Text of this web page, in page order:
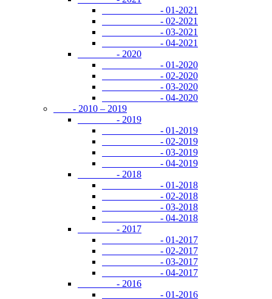
- 01-2021
- 02-2021
- 03-2021
- 04-2021
- 2020
- 01-2020
- 02-2020
- 03-2020
- 04-2020
- 2010 – 2019
- 2019
- 01-2019
- 02-2019
- 03-2019
- 04-2019
- 2018
- 01-2018
- 02-2018
- 03-2018
- 04-2018
- 2017
- 01-2017
- 02-2017
- 03-2017
- 04-2017
- 2016
- 01-2016